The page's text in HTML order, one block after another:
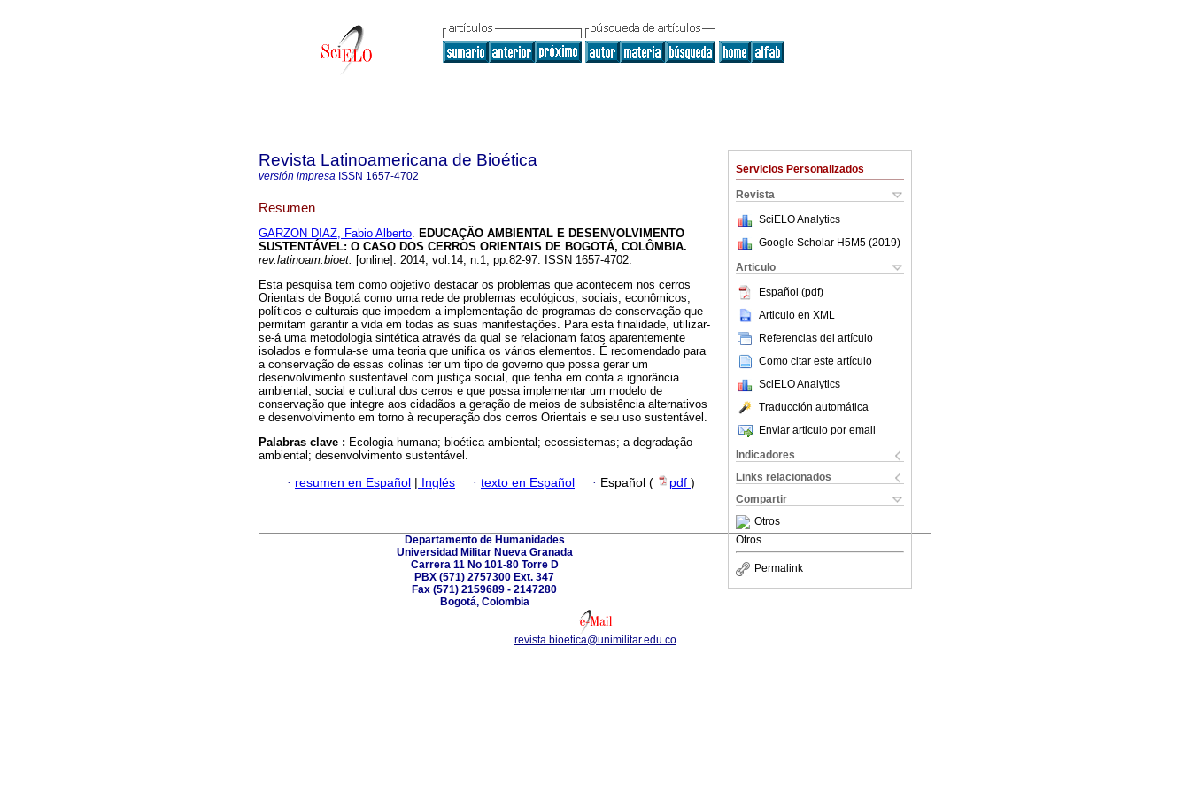
Servicios Personalizados
Revista
SciELO Analytics
Google Scholar H5M5 (2019)
Articulo
Español (pdf)
Articulo en XML
Referencias del artículo
Como citar este artículo
SciELO Analytics
Traducción automática
Enviar articulo por email
Indicadores
Links relacionados
Compartir
Otros
Otros
Permalink
Revista Latinoamericana de Bioética
versión impresa ISSN 1657-4702
Resumen
GARZON DIAZ, Fabio Alberto. EDUCAÇÃO AMBIENTAL E DESENVOLVIMENTO
SUSTENTÁVEL: O CASO DOS CERROS ORIENTAIS DE BOGOTÁ, COLÔMBIA.
rev.latinoam.bioet. [online]. 2014, vol.14, n.1, pp.82-97. ISSN 1657-4702.
Esta pesquisa tem como objetivo destacar os problemas que acontecem nos cerros
Orientais de Bogotá como uma rede de problemas ecológicos, sociais, econômicos,
políticos e culturais que impedem a implementação de programas de conservação que
permitam garantir a vida em todas as suas manifestações. Para esta finalidade, utilizar-
se-á uma metodologia sintética através da qual se relacionam fatos aparentemente
isolados e formula-se uma teoria que unifica os vários elementos. É recomendado para
a conservação de essas colinas ter um tipo de governo que possa gerar um
desenvolvimento sustentável com justiça social, que tenha em conta a ignorância
ambiental, social e cultural dos cerros e que possa implementar um modelo de
conservação que integre aos cidadãos a geração de meios de subsistência alternativos
e desenvolvimento em torno à recuperação dos cerros Orientais e seu uso sustentável.
Palabras clave : Ecologia humana; bioética ambiental; ecossistemas; a degradação
ambiental; desenvolvimento sustentável.
· resumen en Español | Inglés · texto en Español · Español ( pdf )
Departamento de Humanidades
Universidad Militar Nueva Granada
Carrera 11 No 101-80 Torre D
PBX (571) 2757300 Ext. 347
Fax (571) 2159689 - 2147280
Bogotá, Colombia
revista.bioetica@unimilitar.edu.co